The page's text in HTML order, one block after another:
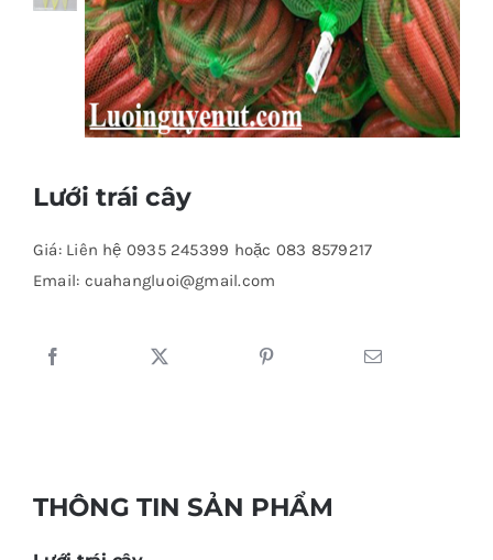
Lưới trái cây
Giá: Liên hệ 0935 245399 hoặc 083 8579217
Email: cuahangluoi@gmail.com
THÔNG TIN SẢN PHẨM